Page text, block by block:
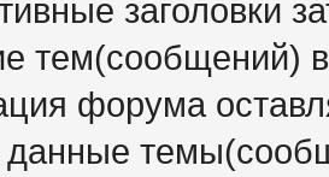
заголовки
тем(сообщений)
форума
данные